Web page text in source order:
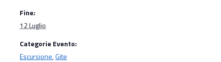
Fine:
12 Luglio
Categorie Evento:
Escursione,Gite